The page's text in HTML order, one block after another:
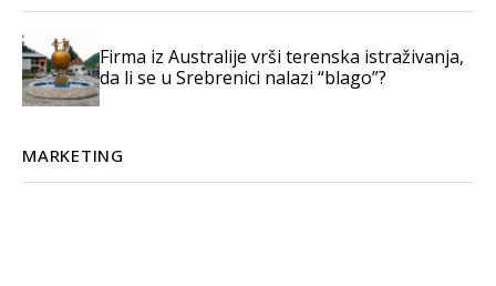
Firma iz Australije vrši terenska istraživanja,
da li se u Srebrenici nalazi “blago”?
MARKETING